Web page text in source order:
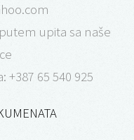
upita sa naše
65 540 925